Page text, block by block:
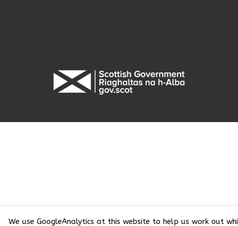
We use GoogleAnalytics at this website to help us work out